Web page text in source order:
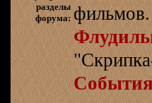
разделы
форума: фильмов.